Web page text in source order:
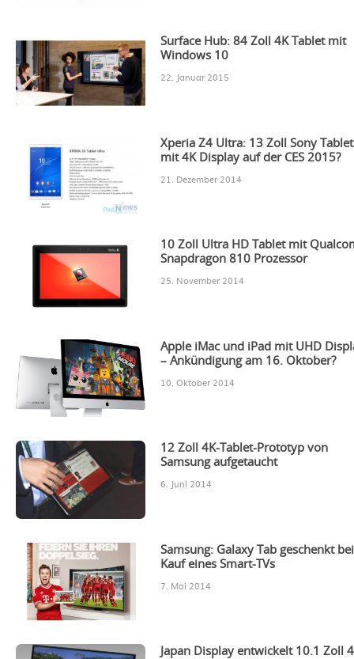
Surface Hub: 84 Zoll 4K Tablet mit
Windows 10
22. Januar 2015
Xperia Z4 Ultra: 13 Zoll Sony Tablet
mit 4K Display auf der CES 2015?
21. Dezember 2014
10 Zoll Ultra HD Tablet mit
Snapdragon 810 Prozessor
25. November 2014
Apple iMac und iPad mit UHD
– Ankündigung am 16. Oktober?
10. Oktober 2014
12 Zoll 4K-Tablet-Prototyp von
Samsung aufgetaucht
6. Juni 2014
Samsung: Galaxy Tab geschenkt
Kauf eines Smart-TVs
7. Mai 2014
Japan Display entwickelt 10.1 Zoll